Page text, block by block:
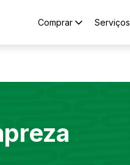
Comprar Serviços